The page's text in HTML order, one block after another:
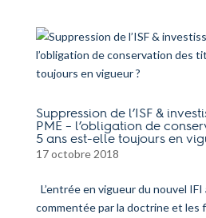
Suppression de l’ISF &
PME – l’obligation de
5 ans est-elle toujours en
17 octobre 2018
L’entrée en vigueur du nouvel
commentée par la doctrine et les